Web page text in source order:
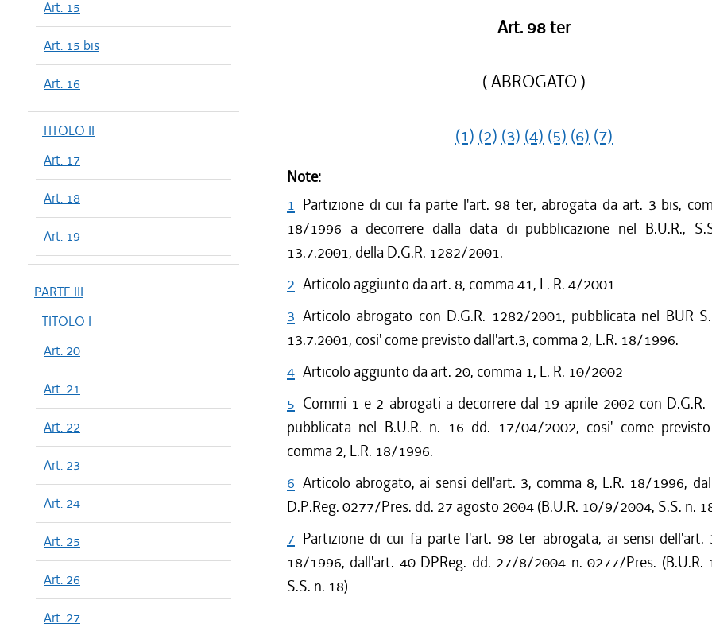
Art. 15
Art. 15 bis
Art. 16
TITOLO II
Art. 17
Art. 18
Art. 19
PARTE III
TITOLO I
Art. 20
Art. 21
Art. 22
Art. 23
Art. 24
Art. 25
Art. 26
Art. 27
Art. 98 ter
( ABROGATO )
(1) (2) (3) (4) (5) (6) (7)
Note:
1 Partizione di cui fa parte l'art. 98 ter, abrogata da art. 3 bis,
18/1996 a decorrere dalla data di pubblicazione nel B.U.R.,
13.7.2001, della D.G.R. 1282/2001.
2 Articolo aggiunto da art. 8, comma 41, L. R. 4/2001
3 Articolo abrogato con D.G.R. 1282/2001, pubblicata nel BUR
13.7.2001, cosi' come previsto dall'art.3, comma 2, L.R. 18/1996.
4 Articolo aggiunto da art. 20, comma 1, L. R. 10/2002
5 Commi 1 e 2 abrogati a decorrere dal 19 aprile 2002 con
pubblicata nel B.U.R. n. 16 dd. 17/04/2002, cosi' come
comma 2, L.R. 18/1996.
6 Articolo abrogato, ai sensi dell'art. 3, comma 8, L.R. 18/1996,
D.P.Reg. 0277/Pres. dd. 27 agosto 2004 (B.U.R. 10/9/2004, S.S. n.
7 Partizione di cui fa parte l'art. 98 ter abrogata, ai sensi dell'art.
18/1996, dall'art. 40 DPReg. dd. 27/8/2004 n. 0277/Pres.
S.S. n. 18)